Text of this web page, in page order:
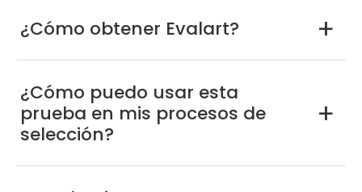
a
¿Cómo obtener Evalart?
a
¿Cómo puedo usar esta
prueba en mis procesos de
selección?